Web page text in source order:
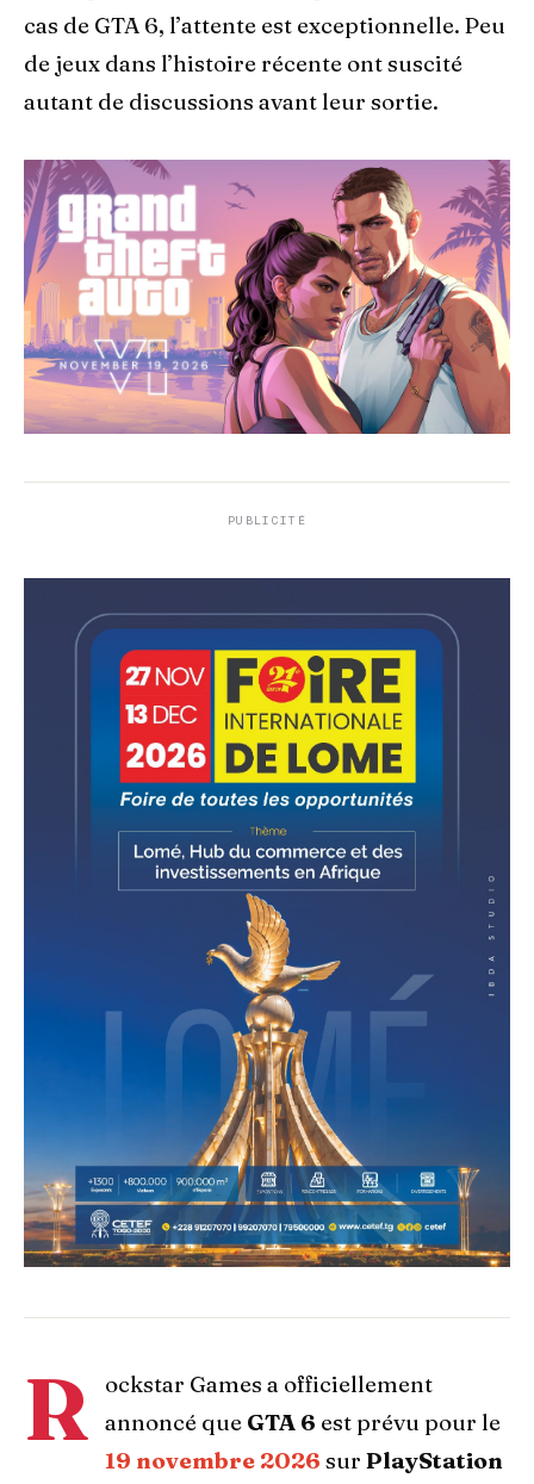
cas de GTA 6, l’attente est exceptionnelle. Peu
de jeux dans l’histoire récente ont suscité
autant de discussions avant leur sortie.
PUBLICITÉ
R
ockstar Games a officiellement
annoncé queGTA 6 est prévu pour le
19 novembre 2026 sur PlayStation